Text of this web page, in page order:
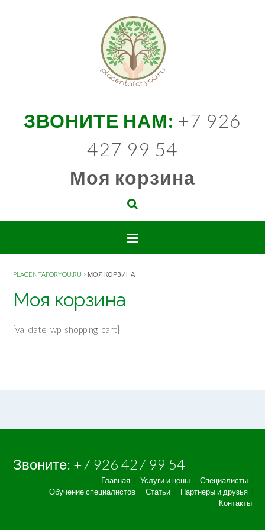
ЗВОНИТЕ НАМ: +7 926
427 99 54
Моя корзина
PLACENTAFORYOU.RU > МОЯ КОРЗИНА
Моя корзина
[validate_wp_shopping_cart]
Звоните: +7 926 427 99 54
Главная Услуги и цены
Специалисты
Обучение специалистов
Статьи
Партнеры и друзья
Контакты